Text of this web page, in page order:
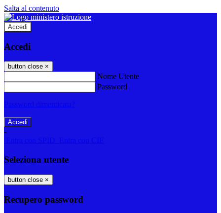
Salta al contenuto
Accedi
Accedi
button close ×
Nome Utente
Password
-
Seleziona utente
button close ×
Recupero password